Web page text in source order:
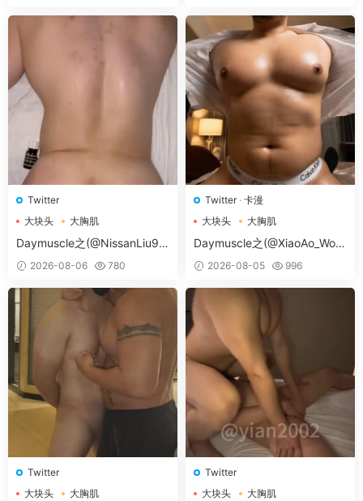
Twitter
大块头
大胸肌
大胸肌肉男
Daymuscle之(@NissanLiu98
-@Nissan98）
2026-08-06 780
Twitter· 卡漫
大块头
大胸肌
大胸肌肉男
Daymuscle之(@XiaoAo_Worl
d-@XiaoAo.art）
2026-08-05 996
Twitter
大块头
大胸肌
Twitter
大块头
大胸肌